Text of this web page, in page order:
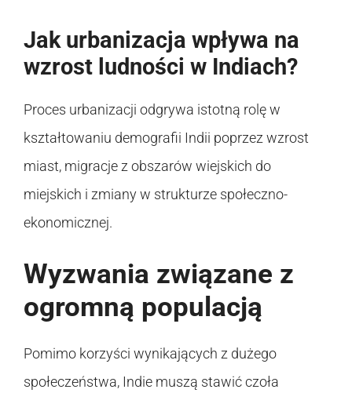
Jak urbanizacja wpływa na
wzrost ludności w Indiach?
Proces urbanizacji odgrywa istotną rolę w
kształtowaniu demografii Indii poprzez wzrost
miast, migracje z obszarów wiejskich do
miejskich i zmiany w strukturze społeczno-
ekonomicznej.
Wyzwania związane z
ogromną populacją
Pomimo korzyści wynikających z dużego
społeczeństwa, Indie muszą stawić czoła